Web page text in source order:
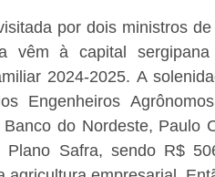
por dois ministros
vêm à capital
2024-2025. A
Engenheiros
Banco do Nordeste, Paulo
Plano Safra, sendo R$